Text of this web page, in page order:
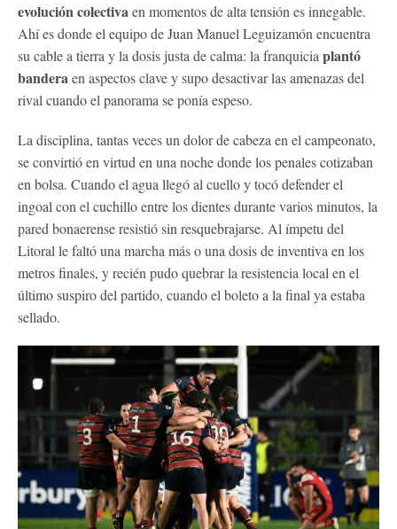
evolución colectivaen momentos de alta tensión es innegable.
Ahí es donde el equipo de Juan Manuel Leguizamón encuentra
su cable a tierra y la dosis justa de calma: la franquicia plantó
banderaen aspectos clave y supo desactivar las amenazas del
rival cuando el panorama se ponía espeso.
La disciplina, tantas veces un dolor de cabeza en el campeonato,
se convirtió en virtud en una noche donde los penales cotizaban
en bolsa. Cuando el agua llegó al cuello y tocó defender el
ingoal con el cuchillo entre los dientes durante varios minutos, la
pared bonaerense resistió sin resquebrajarse. Al ímpetu del
Litoral le faltó una marcha más o una dosis de inventiva en los
metros finales, y recién pudo quebrar la resistencia local en el
último suspiro del partido, cuando el boleto a la final ya estaba
sellado.